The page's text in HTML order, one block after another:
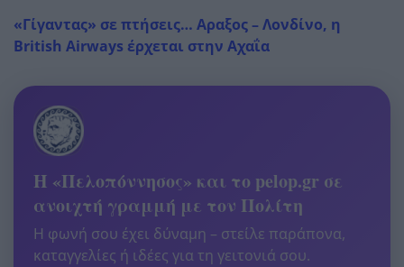
«Γίγαντας» σε πτήσεις… Αραξος – Λονδίνο, η
British Airways έρχεται στην Αχαΐα
Η «Πελοπόννησος» και το pelop.gr σε
ανοιχτή γραμμή με τον Πολίτη
Η φωνή σου έχει δύναμη – στείλε παράπονα,
καταγγελίες ή ιδέες για τη γειτονιά σου.